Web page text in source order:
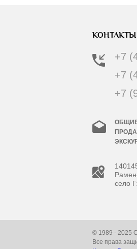
КОНТАКТЫ
+7
+7
+7
село
© 1989 - 2025
Все права